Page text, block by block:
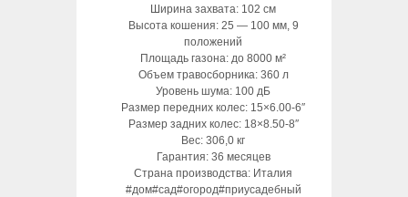
Ширина захвата: 102 см
Высота кошения: 25 — 100 мм, 9
положений
Площадь газона: до 8000 м²
Объем травосборника: 360 л
Уровень шума: 100 дБ
Размер передних колес: 15×6.00-6″
Размер задних колес: 18×8.50-8″
Вес: 306,0 кг
Гарантия: 36 месяцев
Страна производства: Италия
#дом#сад#огород#приусадебный